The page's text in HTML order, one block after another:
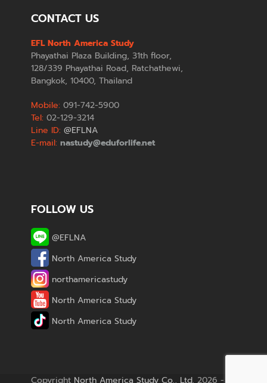
CONTACT US
EFL North America Study
Phayathai Plaza Building, 31th floor,
128/339 Phayathai Road, Ratchathewi,
Bangkok, 10400, Thailand
Mobile: 091-742-5900
Tel: 02-129-3214
Line ID: @EFLNA
E-mail: nastudy@eduforlife.net
FOLLOW US
@EFLNA
North America Study
northamericastudy
North America Study
North America Study
Copyright North America Study Co., Ltd. 2026 - All